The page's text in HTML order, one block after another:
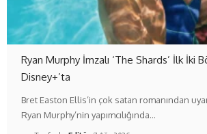
Ryan Murphy İmzalı ‘The Shards’ İlk İki
Disney+’ta
Bret Easton Ellis’in çok satan romanından
Ryan Murphy’nin yapımcılığında…